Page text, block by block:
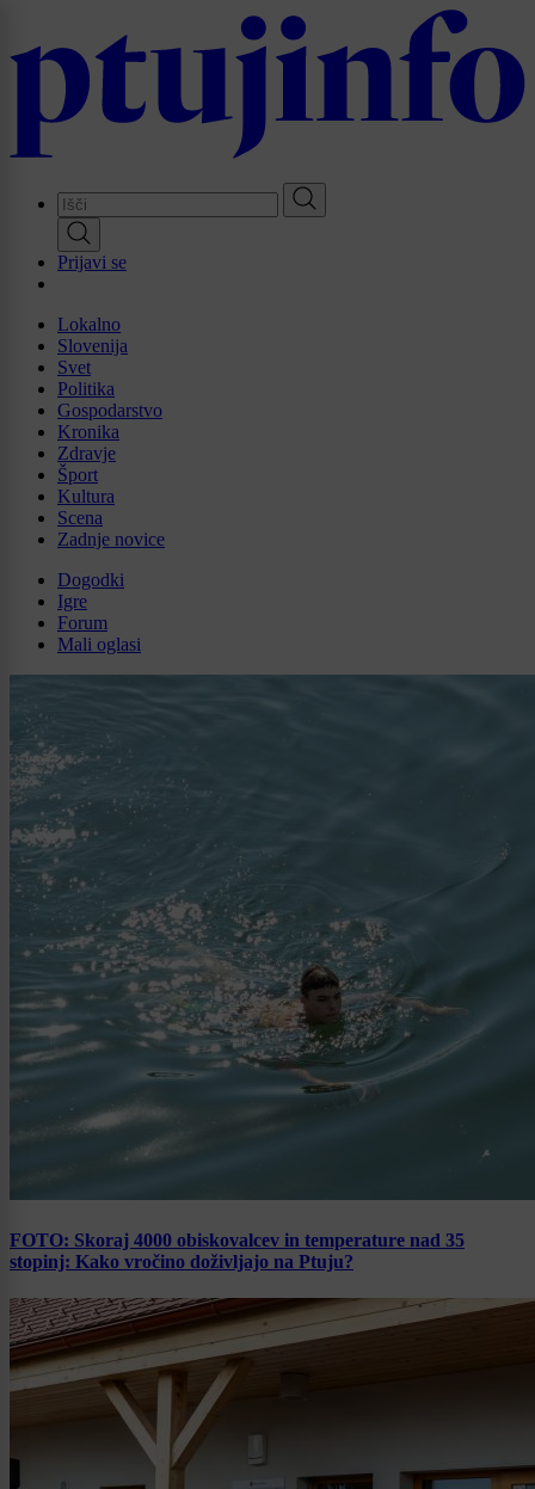
main
Prijavi se
Lokalno
Slovenija
Svet
Politika
Gospodarstvo
Kronika
Zdravje
Šport
Kultura
Scena
Zadnje novice
Dogodki
Igre
Forum
Mali oglasi
FOTO: Skoraj 4000 obiskovalcev in temperature nad 35
stopinj: Kako vročino doživljajo na Ptuju?